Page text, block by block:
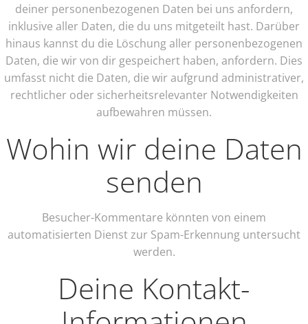
deiner personenbezogenen Daten bei uns anfordern,
inklusive aller Daten, die du uns mitgeteilt hast. Darüber
hinaus kannst du die Löschung aller personenbezogenen
Daten, die wir von dir gespeichert haben, anfordern. Dies
umfasst nicht die Daten, die wir aufgrund administrativer,
rechtlicher oder sicherheitsrelevanter Notwendigkeiten
aufbewahren müssen.
Wohin wir deine Daten
senden
Besucher-Kommentare könnten von einem
automatisierten Dienst zur Spam-Erkennung untersucht
werden.
Deine Kontakt-